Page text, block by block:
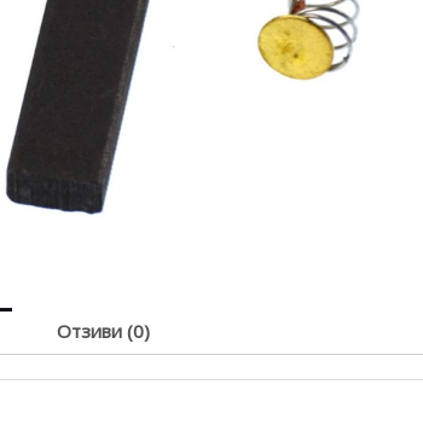
Отзиви (0)